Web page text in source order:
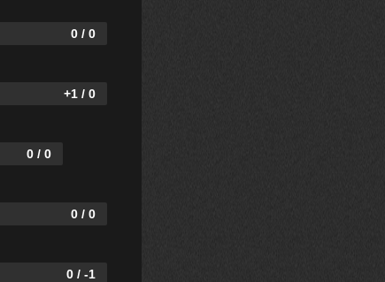
0 / 0
+1 / 0
0 / 0
0 / 0
0 / -1